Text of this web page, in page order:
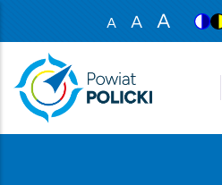
A
Set font size to
A
A